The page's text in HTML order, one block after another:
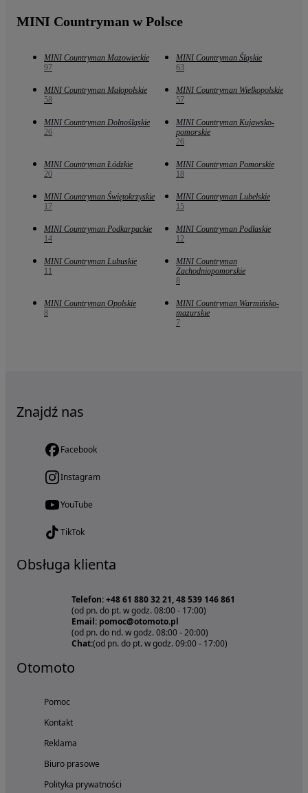
MINI Countryman w Polsce
MINI Countryman Mazowieckie
97
MINI Countryman Śląskie
63
MINI Countryman Małopolskie
58
MINI Countryman Wielkopolskie
57
MINI Countryman Dolnośląskie
26
MINI Countryman Kujawsko-
pomorskie
26
MINI Countryman Łódzkie
20
MINI Countryman Pomorskie
18
MINI Countryman Świętokrzyskie
17
MINI Countryman Lubelskie
15
MINI Countryman Podkarpackie
14
MINI Countryman Podlaskie
12
MINI Countryman Lubuskie
11
MINI Countryman
Zachodniopomorskie
8
MINI Countryman Opolskie
8
MINI Countryman Warmińsko-
mazurskie
7
Znajdź nas
Facebook
Instagram
YouTube
TikTok
Obsługa klienta
Telefon: +48 61 880 32 21, 48 539 146 861
(od pn. do pt. w godz. 08:00 - 17:00)
Email: pomoc@otomoto.pl
(od pn. do nd. w godz. 08:00 - 20:00)
Chat:(od pn. do pt. w godz. 09:00 - 17:00)
Otomoto
Pomoc
Kontakt
Reklama
Biuro prasowe
Polityka prywatności